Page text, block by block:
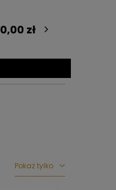
0,00 zł
Pokaż tylko